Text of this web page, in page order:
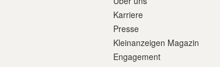
Karriere
Presse
Kleinanzeigen Magazin
Engagement